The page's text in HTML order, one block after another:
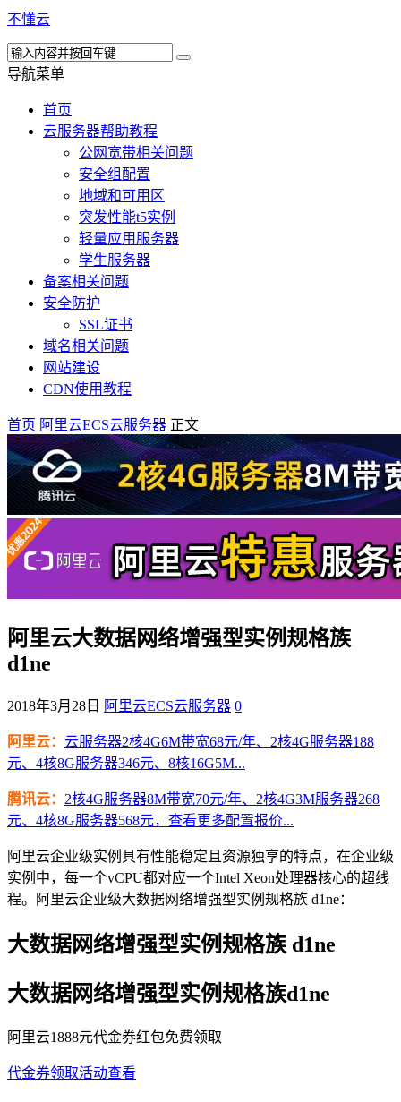
不懂云
导航菜单
首页
云服务器帮助教程
公网宽带相关问题
安全组配置
地域和可用区
突发性能t5实例
轻量应用服务器
学生服务器
备案相关问题
安全防护
SSL证书
域名相关问题
网站建设
CDN使用教程
首页 阿里云ECS云服务器 正文
阿里云大数据网络增强型实例规格族
d1ne
2018年3月28日 阿里云ECS云服务器 0
阿里云： 云服务器2核4G6M带宽68元/年、2核4G服务器188
元、4核8G服务器346元、8核16G5M...
腾讯云： 2核4G服务器8M带宽70元/年、2核4G3M服务器268
元、4核8G服务器568元，查看更多配置报价...
阿里云企业级实例具有性能稳定且资源独享的特点，在企业级
实例中，每一个vCPU都对应一个Intel Xeon处理器核心的超线
程。阿里云企业级大数据网络增强型实例规格族 d1ne：
大数据网络增强型实例规格族 d1ne
大数据网络增强型实例规格族d1ne
阿里云1888元代金券红包免费领取
代金券领取活动查看